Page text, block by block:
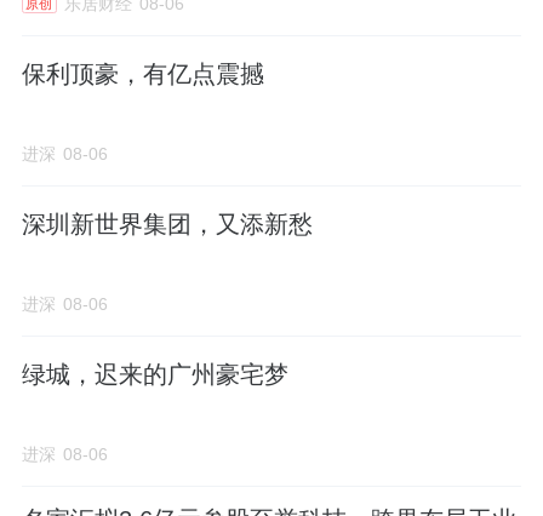
原创 乐居财经 08-06
保利顶豪，有亿点震撼
进深 08-06
深圳新世界集团，又添新愁
进深 08-06
绿城，迟来的广州豪宅梦
进深 08-06